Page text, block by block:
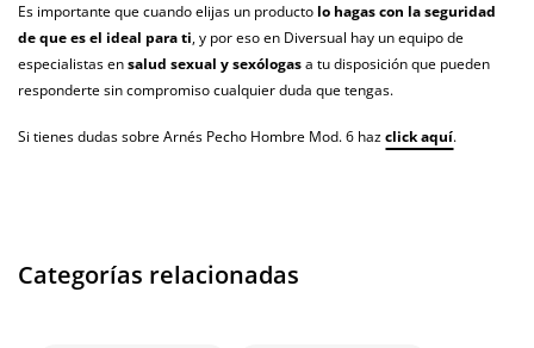
Es importante que cuando elijas un producto lo hagas con la seguridad
de que es el ideal para ti, y por eso en Diversual hay un equipo de
especialistas ensalud sexual y sexólogasa tu disposición que pueden
responderte sin compromiso cualquier duda que tengas.
Si tienes dudas sobre Arnés Pecho Hombre Mod. 6 hazclick aquí.
Categorías relacionadas